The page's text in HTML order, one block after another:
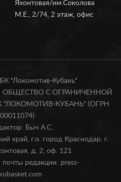
Яхонтовая/им.Соколова
М.Е., 2/74, 2 этаж, офис
"Локомотив-Кубань"
ОБЩЕСТВО С ОГРАНИЧЕННОЙ
"ЛОКОМОТИВ-КУБАНЬ" (ОГРН
Быч А.С.
край, г.о. город Краснодар, г.
д. 2, оф. 121
редакции: press-